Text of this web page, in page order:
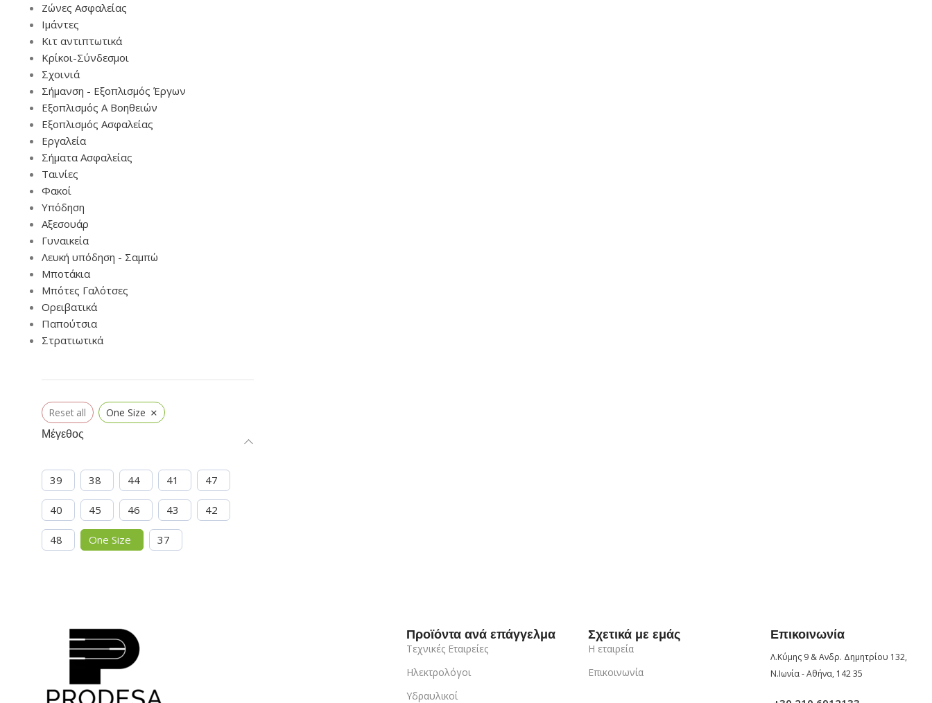
Ζώνες Ασφαλείας
Ιμάντες
Κιτ αντιπτωτικά
Κρίκοι-Σύνδεσμοι
Σχοινιά
Σήμανση - Εξοπλισμός Έργων
Εξοπλισμός Α Βοηθειών
Εξοπλισμός Ασφαλείας
Εργαλεία
Σήματα Ασφαλείας
Ταινίες
Φακοί
Υπόδηση
Αξεσουάρ
Γυναικεία
Λευκή υπόδηση - Σαμπώ
Μποτάκια
Μπότες Γαλότσες
Ορειβατικά
Παπούτσια
Στρατιωτικά
Reset all One Size ×
Μέγεθος
39 38 44 41 47
40 45 46 43 42
48 One Size 37
Προϊόντα ανά επάγγελμα
Τεχνικές Εταιρείες
Ηλεκτρολόγοι
Υδραυλικοί
Σχετικά με εμάς
Η εταιρεία
Επικοινωνία
Επικοινωνία
Λ.Κύμης 9 & Ανδρ. Δημητρίου 132,
Ν.Ιωνία - Αθήνα, 142 35